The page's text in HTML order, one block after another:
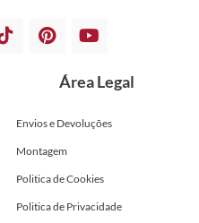
Área Legal
Envios e Devoluções
Montagem
Politica de Cookies
Politica de Privacidade